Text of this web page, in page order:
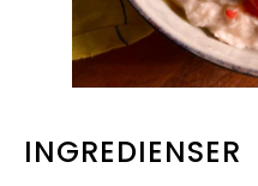
INGREDIENSER